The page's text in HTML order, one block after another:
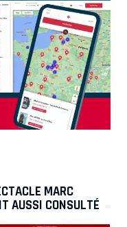
MARC
AUSSI CONSULTÉ